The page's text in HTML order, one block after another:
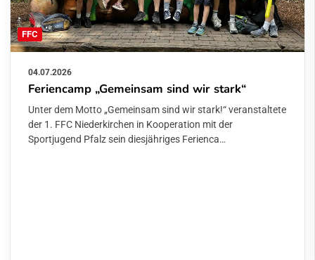
FFC
04.07.2026
Feriencamp „Gemeinsam sind wir stark“
Unter dem Motto „Gemeinsam sind wir stark!“ veranstaltete
der 1. FFC Niederkirchen in Kooperation mit der
Sportjugend Pfalz sein diesjähriges Ferienca…